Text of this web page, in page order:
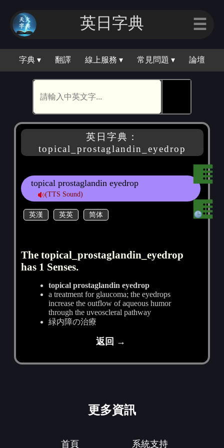
英日字典 ☰
字典 ▾ 翻譯 線上服務 ▾ 常見問題 ▾ 論壇
英日字典：
topical_prostaglandin_eyedrop
topical prostaglandin eyedrop
(TTS Sound)
英漢 英英 简体
The topical_prostaglandin_eyedrop
has 1 Senses.
topical prostaglandin eyedrop
a treatment for glaucoma; the eyedrops
increase the outflow of aqueous humor
through the uveoscleral pathway
緑内障の治療
返回 →
更多資訊
首頁 系統支持